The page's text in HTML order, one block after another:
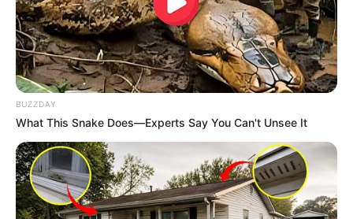
BUZZDAY
What This Snake Does—Experts Say You Can't Unsee It